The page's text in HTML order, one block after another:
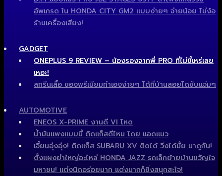
อัพเกรด ใน HONDA CITY GM2 แบบง่ายๆ จ่ายน้อย ไม่ง้อ
ร้านเครื่องเสียง!
GADGET
ONEPLUS 9 REVIEW – น้องรองจากพี่ PRO ที่ไม่ขี้เหร่เลย
เหอะ!
สกรีนเสื้อ ของพรีเมียมทำเองง่ายๆ ได้ที่บ้านสอยไดซับแจ่มๆ
AUTOMOTIVE
ENEOS X-PRIME งานดี VI โหด
น้ำมันแพงแบบนี้ ติดแก็สดีไหม โดย แอดแมว
เจี๋ยนอุ๋งอุ๋ง! ติดแก็ส SUBARU XV ติดได้ วิ่งได้มั้ย มาดูกัน!
ตั้งแผงยำใหญ่อะไหล่ HONDA JAZZ รถเล็กย้ายบ้านขวัญใจ
มหาชน! แต่งนิดอร่อยมาก แต่งมากก็ซิ่งสนุกสะใจ!